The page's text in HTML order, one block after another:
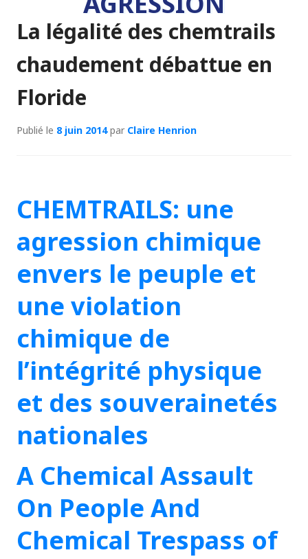
La légalité des chemtrails
chaudement débattue en
Floride
Publié le 8 juin 2014par Claire Henrion
CHEMTRAILS: une
agression chimique
envers le peuple et
une violation
chimique de
l’intégrité physique
et des souverainetés
nationales
A Chemical Assault
On People And
Chemical Trespass of